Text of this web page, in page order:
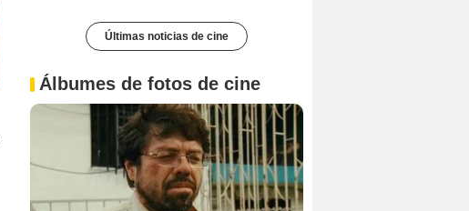
Últimas noticias de cine
Álbumes de fotos de cine